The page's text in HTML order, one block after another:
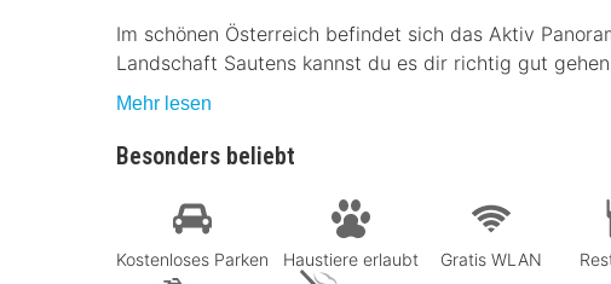
Im schönen Österreich befindet sich das Aktiv
Landschaft Sautens kannst du es dir richtig gut
Mehr lesen
Besonders beliebt
Kostenloses Parken Haustiere erlaubt Gratis WLAN